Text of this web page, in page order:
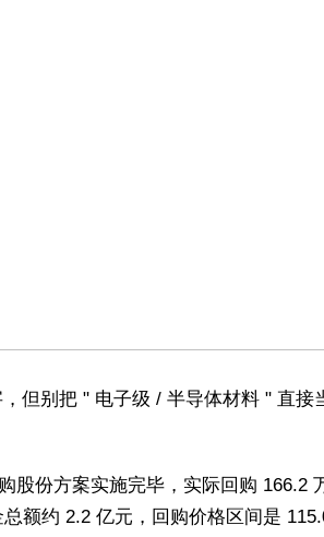
但别把 " 电子级 / 半导体材料 " 直接
股份方案实施完毕，实际回购 166.2
额约 2.2 亿元，回购价格区间是